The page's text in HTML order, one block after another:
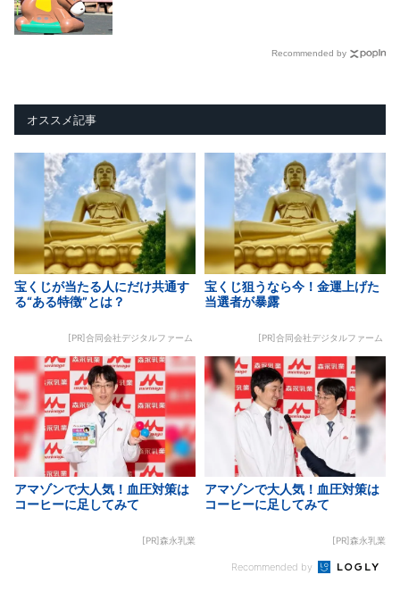
Recommended by
オススメ記事
宝くじが当たる人にだけ共通す
る“ある特徴”とは？
[PR]合同会社デジタルファーム
宝くじ狙うなら今！金運上げた
当選者が暴露
[PR]合同会社デジタルファーム
アマゾンで大人気！血圧対策は
コーヒーに足してみて
[PR]森永乳業
アマゾンで大人気！血圧対策は
コーヒーに足してみて
[PR]森永乳業
Recommended by